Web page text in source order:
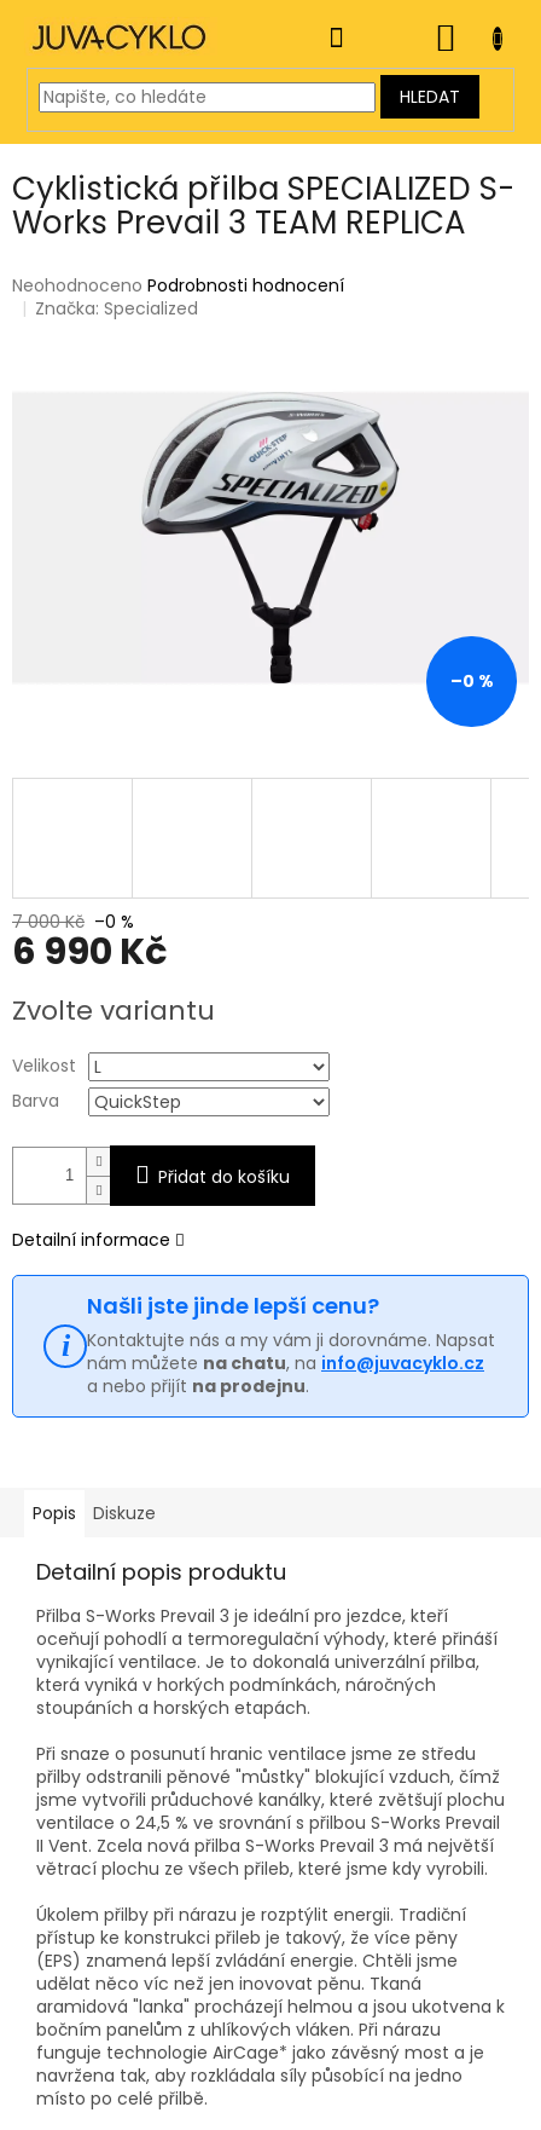
obsah
HLEDAT
KOŠÍK
Cyklistická přilba SPECIALIZED S-
Works Prevail 3 TEAM REPLICA
Průměrné
hodnocení
Neohodnoceno Podrobnosti hodnocení
Značka:Specialized
–0 %
7 000 Kč –0 %
6 990 Kč
cena:
Zvolte variantu
Velikost
Barva
Přidat do košíku
Detailní informace
Našli jste jinde lepší cenu?
Kontaktujte nás a my vám ji dorovnáme. Napsat
nám můžete na chatu, na info@juvacyklo.cz
a nebo přijít na prodejnu.
Popis Diskuze
Detailní popis produktu
Přilba S-Works Prevail 3 je ideální pro jezdce, kteří
oceňují pohodlí a termoregulační výhody, které přináší
vynikající ventilace. Je to dokonalá univerzální přilba,
která vyniká v horkých podmínkách, náročných
stoupáních a horských etapách.
Při snaze o posunutí hranic ventilace jsme ze středu
přilby odstranili pěnové "můstky" blokující vzduch, čímž
jsme vytvořili průduchové kanálky, které zvětšují plochu
ventilace o 24,5 % ve srovnání s přilbou S-Works Prevail
II Vent. Zcela nová přilba S-Works Prevail 3 má největší
větrací plochu ze všech přileb, které jsme kdy vyrobili.
Úkolem přilby při nárazu je rozptýlit energii. Tradiční
přístup ke konstrukci přileb je takový, že více pěny
(EPS) znamená lepší zvládání energie. Chtěli jsme
udělat něco víc než jen inovovat pěnu. Tkaná
aramidová "lanka" procházejí helmou a jsou ukotvena k
bočním panelům z uhlíkových vláken. Při nárazu
funguje technologie AirCage* jako závěsný most a je
navržena tak, aby rozkládala síly působící na jedno
místo po celé přilbě.